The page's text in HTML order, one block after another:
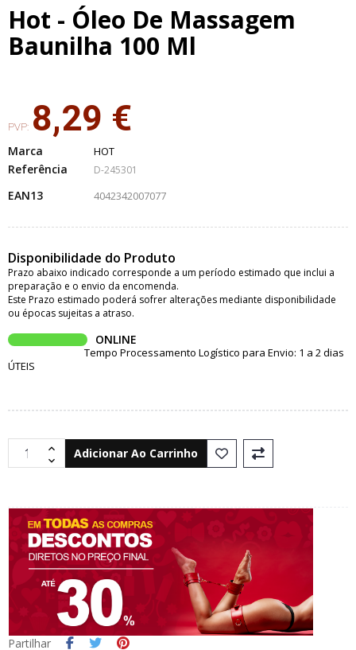
Hot - Óleo De Massagem
Baunilha 100 Ml
PVP: 8,29 €
Marca HOT
Referência D-245301
EAN13 4042342007077
Disponibilidade do Produto
Prazo abaixo indicado corresponde a um período estimado que inclui a
preparação e o envio da encomenda.
Este Prazo estimado poderá sofrer alterações mediante disponibilidade
ou épocas sujeitas a atraso.
ONLINE
Tempo Processamento Logístico para Envio: 1 a 2 dias
ÚTEIS
Adicionar Ao Carrinho
Partilhar